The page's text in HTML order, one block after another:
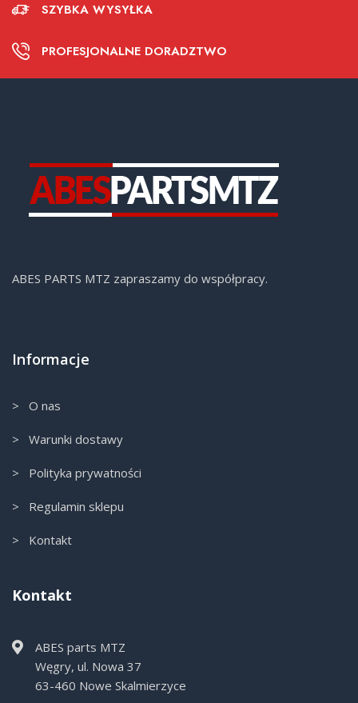
SZYBKA WYSYŁKA
PROFESJONALNE DORADZTWO
ABES PARTS MTZ zapraszamy do współpracy.
Informacje
> O nas
> Warunki dostawy
> Polityka prywatności
> Regulamin sklepu
> Kontakt
Kontakt
ABES parts MTZ
Węgry, ul. Nowa 37
63-460 Nowe Skalmierzyce